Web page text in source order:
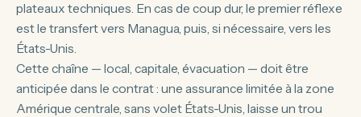
plateaux techniques. En cas de coup dur, le premier réflexe
est le transfert vers Managua, puis, si nécessaire, vers les
États-Unis.
Cette chaîne — local, capitale, évacuation — doit être
anticipée dans le contrat : une assurance limitée à la zone
Amérique centrale, sans volet États-Unis, laisse un trou